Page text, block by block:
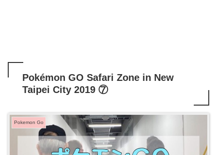
Pokémon GO Safari Zone in New
Taipei City 2019 ⑦
Pokemon Go